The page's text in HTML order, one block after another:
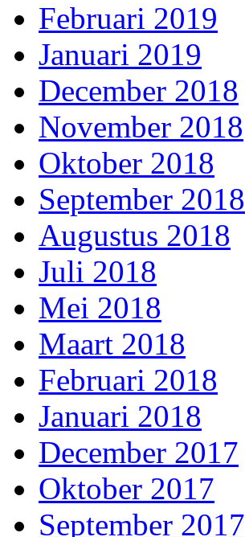
Februari 2019
Januari 2019
December 2018
November 2018
Oktober 2018
September 2018
Augustus 2018
Juli 2018
Mei 2018
Maart 2018
Februari 2018
Januari 2018
December 2017
Oktober 2017
September 2017